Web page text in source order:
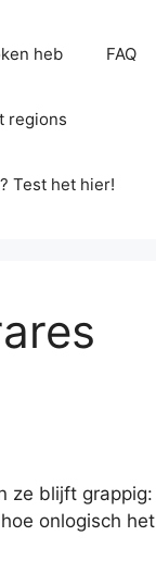
heb FAQ
regions
Test het hier!
ze blijft grappig:
onlogisch het